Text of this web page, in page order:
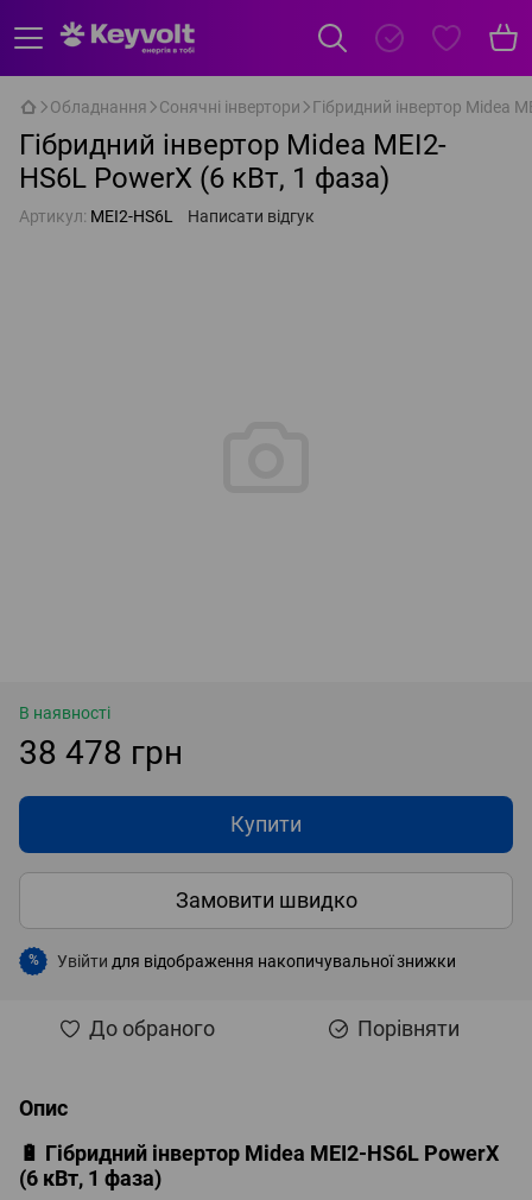
Обладнання Сонячні інвертори Гібридний інвертор Midea
Гібридний інвертор Midea MEI2-
HS6L PowerX (6 кВт, 1 фаза)
Артикул: MEI2-HS6L Написати відгук
В наявності
38 478 грн
Купити
Замовити швидко
% Увійти для відображення накопичувальної знижки
До обраного Порівняти
Опис
🔋 Гібридний інвертор Midea MEI2-HS6L PowerX
(6 кВт, 1 фаза)